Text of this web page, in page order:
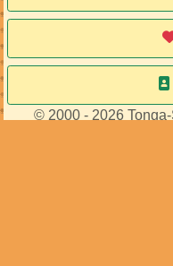
© 2000 - 2026